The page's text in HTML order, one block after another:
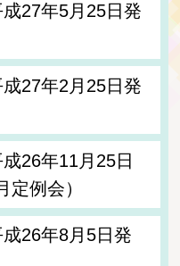
27年5月25日発
27年2月25日発
26年11月25日
例会）
26年8月5日発